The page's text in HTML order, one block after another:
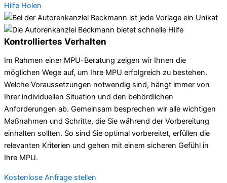
Hilfe Holen
Kontrolliertes Verhalten
Im Rahmen einer MPU-Beratung zeigen wir Ihnen die
möglichen Wege auf, um Ihre MPU erfolgreich zu bestehen.
Welche Voraussetzungen notwendig sind, hängt immer von
Ihrer individuellen Situation und den behördlichen
Anforderungen ab. Gemeinsam besprechen wir alle wichtigen
Maßnahmen und Schritte, die Sie während der Vorbereitung
einhalten sollten. So sind Sie optimal vorbereitet, erfüllen die
relevanten Kriterien und gehen mit einem sicheren Gefühl in
Ihre MPU.
Kostenlose Anfrage stellen